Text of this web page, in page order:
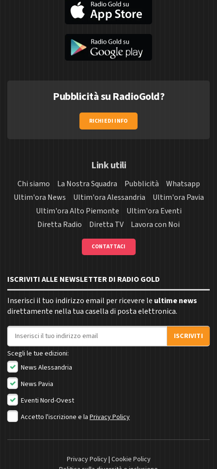
Pubblicità su RadioGold?
RICHIEDI INFO
Link utili
Chi siamo La Nostra Squadra Pubblicità
Whatsapp
Ultim'ora News
Ultim'ora Alessandria
Ultim'ora Pavia
Ultim'ora Alto Piemonte
Ultim'ora Eventi
Diretta Radio
Diretta TV Lavora con Noi
CONTATTACI
ISCRIVITI ALLE NEWSLETTER DI RADIO GOLD
Inserisci il tuo indirizzo email per ricevere le ultime news
direttamente nella tua casella di posta elettronica.
Indirizzo email
ISCRIVITI
Scegli le tue edizioni:
News Alessandria
News Pavia
Eventi Nord-Ovest
Accetto l'iscrizione e la Privacy Policy
Privacy Policy| Cookie Policy